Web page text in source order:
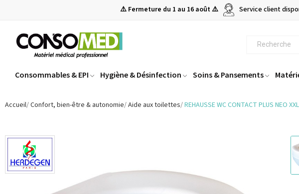
⚠️ Fermeture du 1 au 16 août ⚠️ Service client
Consommables & EPI Hygiène & Désinfection Soins & Pansements
Accueil Confort, bien-être & autonomie Aide aux toilettes REHAUSSE WC CONTACT PLUS NEO XXL